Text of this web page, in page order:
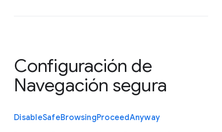
Configuración de
Navegación segura
DisableSafeBrowsingProceedAnyway